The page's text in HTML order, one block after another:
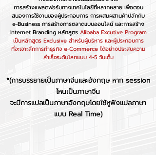
การสร้างแพลตฟอร์มทางเทคโนโลยีที่หลากหลาย เพื่อตอบ
สนองการใช้งานของผู้ประกอบการ การผสมผสานค้าปลีกกับ
e-Business การสร้างการตลาดแบบออนไลน์ และการสร้าง
Internet Branding หลักสูตร Alibaba Excutive Program
เป็นหลักสูตร Exclusive สำหรับผู้บริหาร และผู้ประกอบการ
ที่จะเจาะลึกการทำธุรกิจ e-Commerce ได้อย่างประสบความ
สำเร็จระดับโลกแบบ 4-5 วันเต็ม
*(การบรรยายเป็นภาษาจีนและอังกฤษ หาก session
ไหนเป็นภาษาจีน
จะมีการแปลเป็นภาษาอังกฤษโดยใช้หูฟังแปลภาษา
แบบ Real Time)